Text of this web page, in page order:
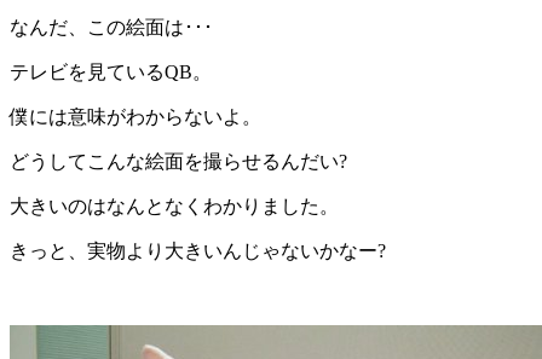
なんだ、この絵面は･･･
テレビを見ているQB。
僕には意味がわからないよ。
どうしてこんな絵面を撮らせるんだい?
大きいのはなんとなくわかりました。
きっと、実物より大きいんじゃないかなー?